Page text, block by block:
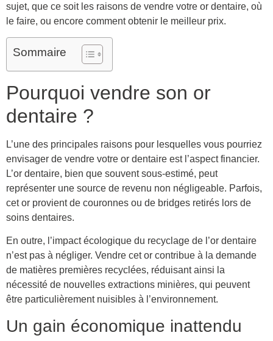
sujet, que ce soit les raisons de vendre votre or dentaire, où
le faire, ou encore comment obtenir le meilleur prix.
Sommaire
Pourquoi vendre son or
dentaire ?
L’une des principales raisons pour lesquelles vous pourriez
envisager de vendre votre or dentaire est l’aspect financier.
L’or dentaire, bien que souvent sous-estimé, peut
représenter une source de revenu non négligeable. Parfois,
cet or provient de couronnes ou de bridges retirés lors de
soins dentaires.
En outre, l’impact écologique du recyclage de l’or dentaire
n’est pas à négliger. Vendre cet or contribue à la demande
de matières premières recyclées, réduisant ainsi la
nécessité de nouvelles extractions minières, qui peuvent
être particulièrement nuisibles à l’environnement.
Un gain économique inattendu